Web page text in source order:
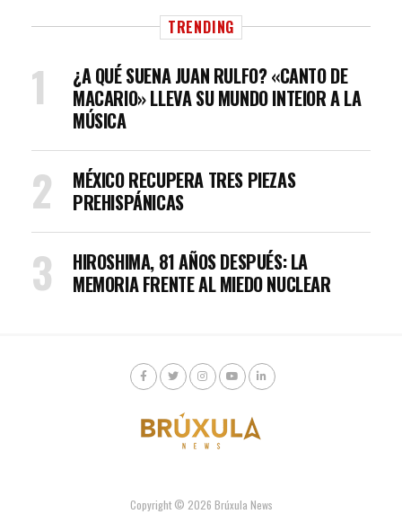
TRENDING
¿A QUÉ SUENA JUAN RULFO? «CANTO DE
MACARIO» LLEVA SU MUNDO INTEIOR A LA
MÚSICA
MÉXICO RECUPERA TRES PIEZAS
PREHISPÁNICAS
HIROSHIMA, 81 AÑOS DESPUÉS: LA
MEMORIA FRENTE AL MIEDO NUCLEAR
Copyright © 2026 Brúxula News